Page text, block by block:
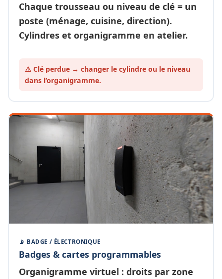
Chaque trousseau ou niveau de clé = un
poste (ménage, cuisine, direction).
Cylindres et organigramme en atelier.
⚠️ Clé perdue → changer le cylindre ou le niveau
dans l’organigramme.
📡 BADGE / ÉLECTRONIQUE
Badges & cartes programmables
Organigramme virtuel : droits par zone